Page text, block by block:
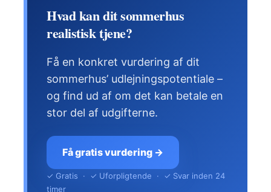
Hvad kan dit sommerhus
realistisk tjene?
Få en konkret vurdering af dit
sommerhus’ udlejningspotentiale –
og find ud af om det kan betale en
stor del af udgifterne.
Få gratis vurdering →
✓ Gratis · ✓ Uforpligtende · ✓ Svar inden 24
timer